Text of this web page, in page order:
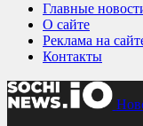
Главные
О сайте
Реклама на
Контакты